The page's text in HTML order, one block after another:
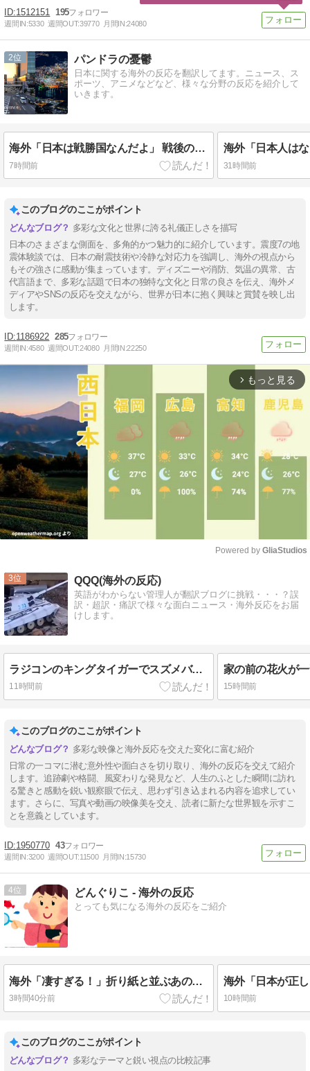
1512151 195
週間IN:5330 週間OUT:39770 月間IN:24080
2 パンドラの憂鬱
日本に関する海外の反応を翻訳してます。ニュース、ス
ポーツ、アニメなどなど、様々な分野の反応を紹介して
いきます。
海外「日本は戦勝国なんだよ」 戦後の日本人の特別な生き様に各国から称賛の声
7時間前 31時間前
このブログのここがポイント
多彩な文化と世界に誇る礼儀正しさを描写
日本のさまざまな側面を、多角的かつ魅力的に紹介しています。震度7の地
震体験談では、日本の耐震技術や冷静な対応力を強調し、海外の視点から
もその強さに感動が集まっています。ディズニーや消防、気温の異常、古
代言語まで、多彩な話題で日本の独特な文化と日常の良さを伝え、海外メ
ディアやSNSの反応を交えながら、世界が日本に抱く興味と賞賛を映し出
します。
1186922 285
週間IN:4580 週間OUT:24080 月間IN:22250
arrow_forward_ios もっと見る
Powered by GliaStudios
3 QQQ(海外の反応)
英語がわからない管理人が翻訳ブログに挑戦・・・？誤
訳・超訳・痛訳で様々な面白ニュース・海外反応をお届
けします。
ラジコンのキングタイガーでスズメバチの巣に突撃「ハチからしたら突然ドイツ戦車が家に来るんだぞ」【海外の反応】
11時間前 15時間前
このブログのここがポイント
多彩な映像と海外反応を交えた変化に富む紹介
日常の一コマに潜む意外性や面白さを切り取り、海外の反応を交えて紹介
します。追跡劇や格闘、風変わりな発見など、人生のふとした瞬間に訪れ
る驚きと感動を鋭い観察眼で伝え、思わず引き込まれる内容を追求してい
ます。さらに、写真や動画の映像美を交え、読者に新たな世界観を示すこ
とを意義としています。
1950770 43
週間IN:3200 週間OUT:11500 月間IN:15730
4 どんぐりこ - 海外の反応
とっても気になる海外の反応をご紹介
海外「凄すぎる！」折り紙と並ぶあの日本の偉大な発明に海外がびっくり仰天
3時間40分前 10時間前
このブログのここがポイント
多彩なテーマと鋭い視点の比較記事